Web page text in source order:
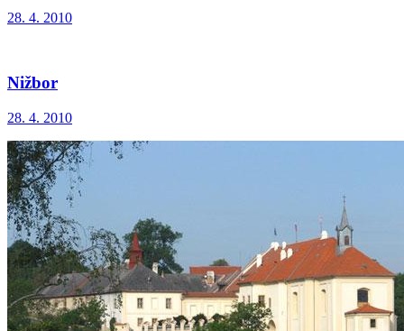
28. 4. 2010
Nižbor
28. 4. 2010